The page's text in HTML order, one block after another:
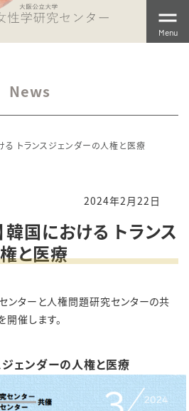
Menu
News
る トランスジェンダーの人権と医療
2024年2月22日
韓国における トランス
と医療
ターと人権問題研究センターの共
催します。
ジェンダーの人権と医療